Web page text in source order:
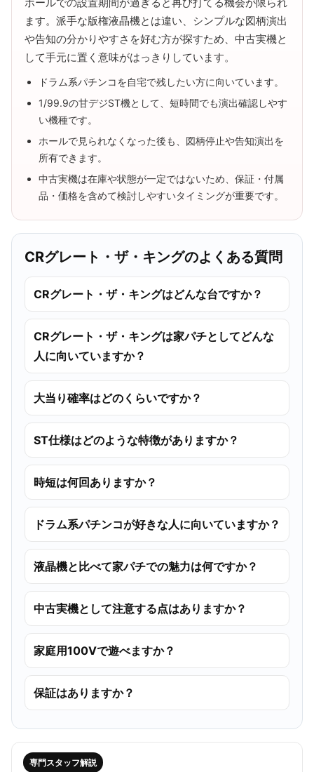
ます。派手な版権液晶機とは違い、シンプルな図柄演出
や告知の分かりやすさを好む方が探すため、中古実機と
して手元に置く意味がはっきりしています。
ドラム系パチンコを自宅で残したい方に向いています。
1/99.9の甘デジST機として、短時間でも演出確認しやす
い機種です。
ホールで見られなくなった後も、図柄停止や告知演出を
所有できます。
中古実機は在庫や状態が一定ではないため、保証・付属
品・価格を含めて検討しやすいタイミングが重要です。
CRグレート・ザ・キングのよくある質問
CRグレート・ザ・キングはどんな台ですか？
CRグレート・ザ・キングは家パチとしてどんな
人に向いていますか？
大当り確率はどのくらいですか？
ST仕様はどのような特徴がありますか？
時短は何回ありますか？
ドラム系パチンコが好きな人に向いていますか？
液晶機と比べて家パチでの魅力は何ですか？
中古実機として注意する点はありますか？
家庭用100Vで遊べますか？
保証はありますか？
専門スタッフ解説